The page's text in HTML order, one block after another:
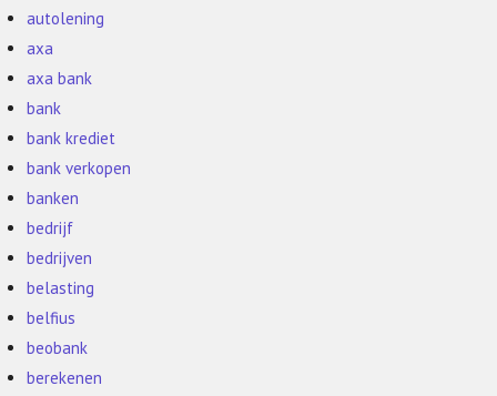
autolening
axa
axa bank
bank
bank krediet
bank verkopen
banken
bedrijf
bedrijven
belasting
belfius
beobank
berekenen